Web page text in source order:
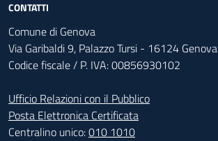
CONTATTI
Comune di Genova
Via Garibaldi 9, Palazzo Tursi - 16124 Genova
Codice fiscale / P. IVA: 00856930102
Ufficio Relazioni con il Pubblico
Posta Elettronica Certificata
Centralino unico:010 1010